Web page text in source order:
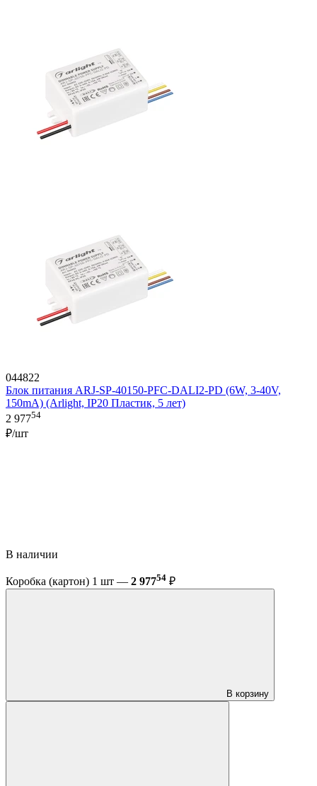
044822
Блок питания ARJ-SP-40150-PFC-DALI2-PD (6W, 3-40V,
150mA) (Arlight, IP20 Пластик, 5 лет)
2 97754
₽/шт
В наличии
Коробка (картон) 1 шт — 2 97754 ₽
В корзину